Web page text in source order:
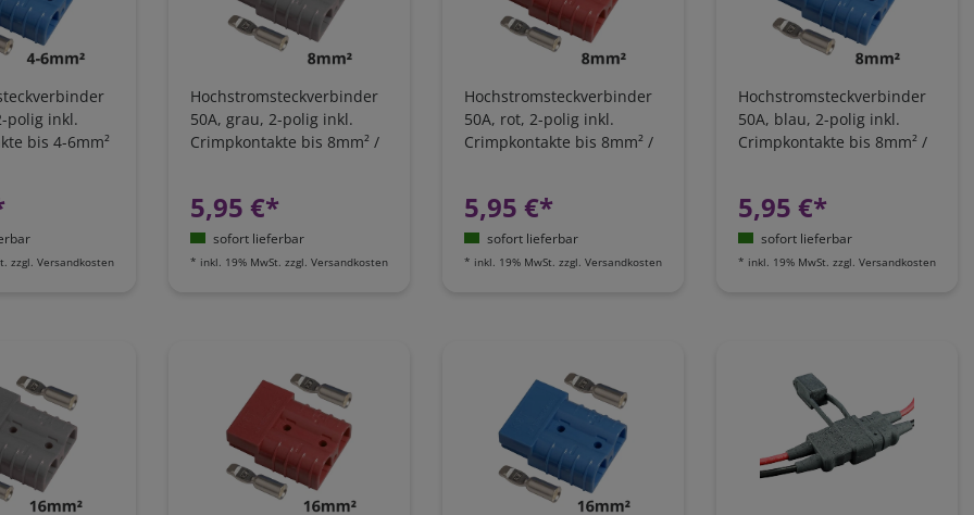
polig inkl.
bis 4-6mm²
zzgl. Versandkosten
Hochstromsteckverbinder
50A, grau, 2-polig inkl.
Crimpkontakte bis 8mm² /
5,95 €*
sofort lieferbar
* inkl. 19% MwSt. zzgl. Versandkosten
Hochstromsteckverbinder
50A, rot, 2-polig inkl.
Crimpkontakte bis 8mm² /
5,95 €*
sofort lieferbar
* inkl. 19% MwSt. zzgl. Versandkosten
Hochstromsteckverbinder
50A, blau, 2-polig inkl.
Crimpkontakte bis 8mm² /
5,95 €*
sofort lieferbar
* inkl. 19% MwSt. zzgl. Versandkosten